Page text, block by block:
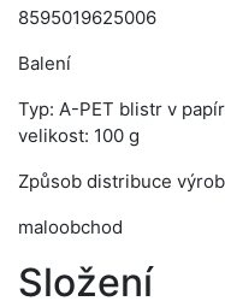
8595019625006
Balení
Typ: A-PET blistr v
velikost: 100 g
Způsob distribuce
maloobchod
Složení